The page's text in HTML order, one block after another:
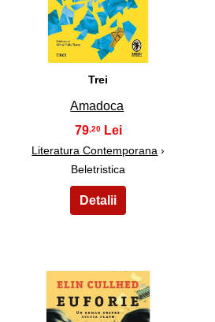
Trei
Amadoca
79,20
Literatura Contemporana ›
Beletristica